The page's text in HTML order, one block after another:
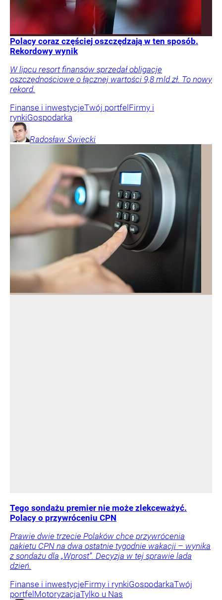
Polacy coraz częściej oszczędzają w ten sposób.
Rekordowy wynik
W lipcu resort finansów sprzedał obligacje
oszczędnościowe o łącznej wartości 9,8 mld zł. To nowy
rekord.
Finanse i inwestycjeTwój portfel Firmy i
rynkiGospodarka
Radosław Święcki
Tego sondażu premier nie może zlekceważyć.
Polacy o przywróceniu CPN
Prawie dwie trzecie Polaków chce przywrócenia
pakietu CPN na dwa ostatnie tygodnie wakacji – wynika
z sondażu dla „Wprost”. Decyzja w tej sprawie lada
dzień.
Finanse i inwestycjeFirmy i rynkiGospodarkaTwój
portfel MotoryzacjaTylko u Nas